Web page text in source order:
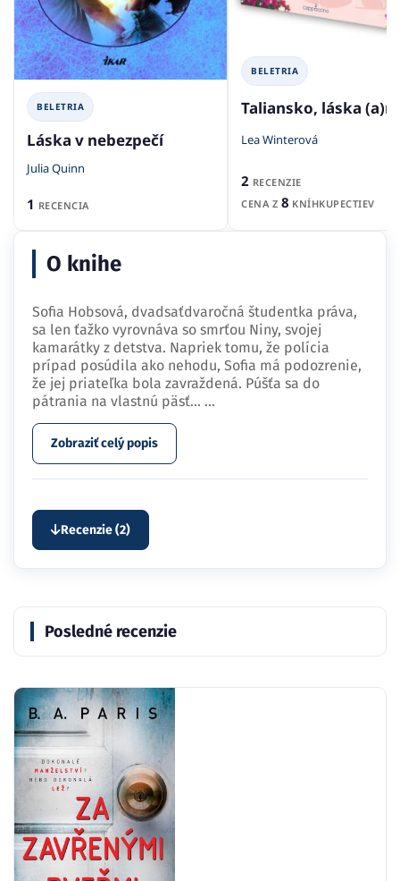
BELETRIA
Láska v nebezpečí
Julia Quinn
1 RECENCIA
BELETRIA
Taliansko, láska
Lea Winterová
2 RECENZIE
CENA Z 8 KNÍHKUPECTIEV
O knihe
Sofia Hobsová, dvadsaťdvaročná študentka práva,
sa len ťažko vyrovnáva so smrťou Niny, svojej
kamarátky z detstva. Napriek tomu, že polícia
prípad posúdila ako nehodu, Sofia má podozrenie,
že jej priateľka bola zavraždená. Púšťa sa do
pátrania na vlastnú päsť… ...
Zobraziť celý popis
Recenzie (2)
Posledné recenzie